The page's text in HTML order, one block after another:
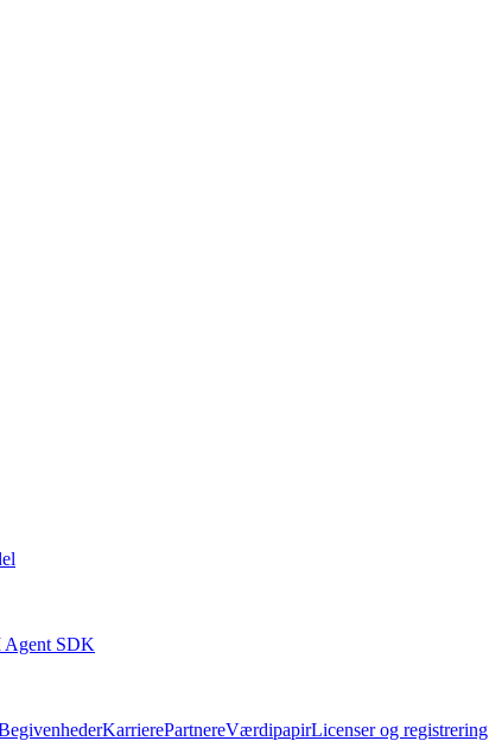
Agent SDK
KarrierePartnereVærdipapirLicenser og registrering